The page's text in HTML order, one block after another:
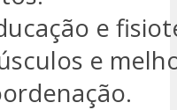
e
e